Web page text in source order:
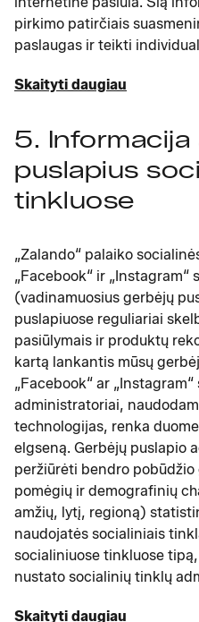
pirkimo patirčiais
paslaugas ir teikti
Skaityti daugiau
5.
puslapius
tinkluose
„Zalando“ palaiko
„Facebook“ ir
(vadinamuosius gerbėjų
puslapiuose reguliariai
pasiūlymais ir produktų
kartą lankantis mūsų
„Facebook“ ar
administratoriai,
technologijas, renka
elgseną. Gerbėjų puslapio
peržiūrėti bendro
pomėgių ir demografinių
amžių, lytį, regioną)
naudojatės socialiniais
socialiniuose tinkluose
nustato socialinių tinklų
Skaityti daugiau